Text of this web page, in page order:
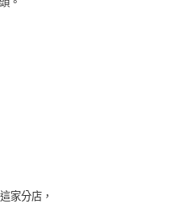
家分店，